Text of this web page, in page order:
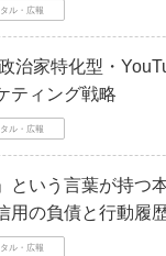
ル・広報
治家特化型・
ティング戦略
ル・広報
という言葉が持
用の負債と行動履
ル・広報